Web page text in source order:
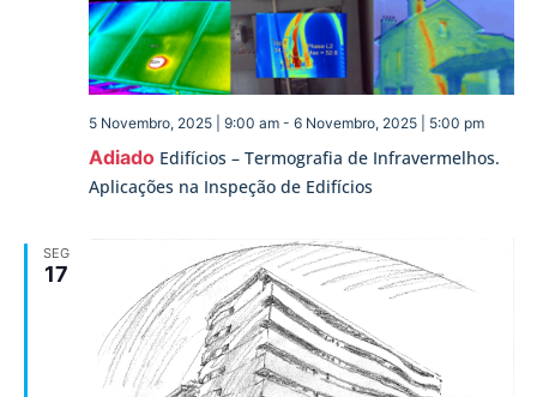
Adiado Edifícios – Termografia de Infravermelhos.
Aplicações na Inspeção de Edifícios
5 Novembro, 2025 | 9:00 am- 6 Novembro, 2025 | 5:00 pm
SEG
17